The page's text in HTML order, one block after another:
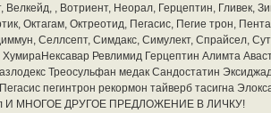
Велкейд, , Вотриент, Неорал, Герцептин, Гливек,
Октагам, Октреотид, Пегасис, Пегие трон,
Селлсепт, Симдакс, Симулект, Спрайсел,
Ревлимид Герцептин Алимта
Треосульфан медак Сандостатин
пегинтрон рекормон тайверб тасигна
И МНОГОЕ ДРУГОЕ ПРЕДЛОЖЕНИЕ В ЛИЧКУ!